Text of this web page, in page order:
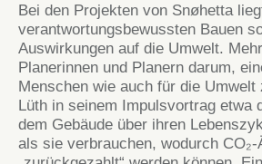
Bei den Projekten von Snøhetta
verantwortungsbewussten Bauen
Auswirkungen auf die Umwelt.
Planerinnen und Planern darum,
Menschen wie auch für die
Lüth in seinem Impulsvortrag etwa
dem Gebäude über ihren
als sie verbrauchen, wodurch